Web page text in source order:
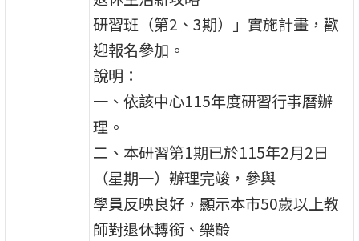
研習班（第2、3期）」實施計畫，歡
迎報名參加。
說明：
一、依該中心115年度研習行事曆辦
理。
二、本研習第1期已於115年2月2日
（星期一）辦理完竣，參與
學員反映良好，顯示本市50歲以上教
師對退休轉銜、樂齡